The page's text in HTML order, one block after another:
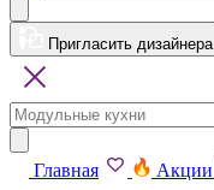
Пригласить дизайнера
Главная Акции